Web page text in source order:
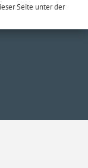
Seite unter der